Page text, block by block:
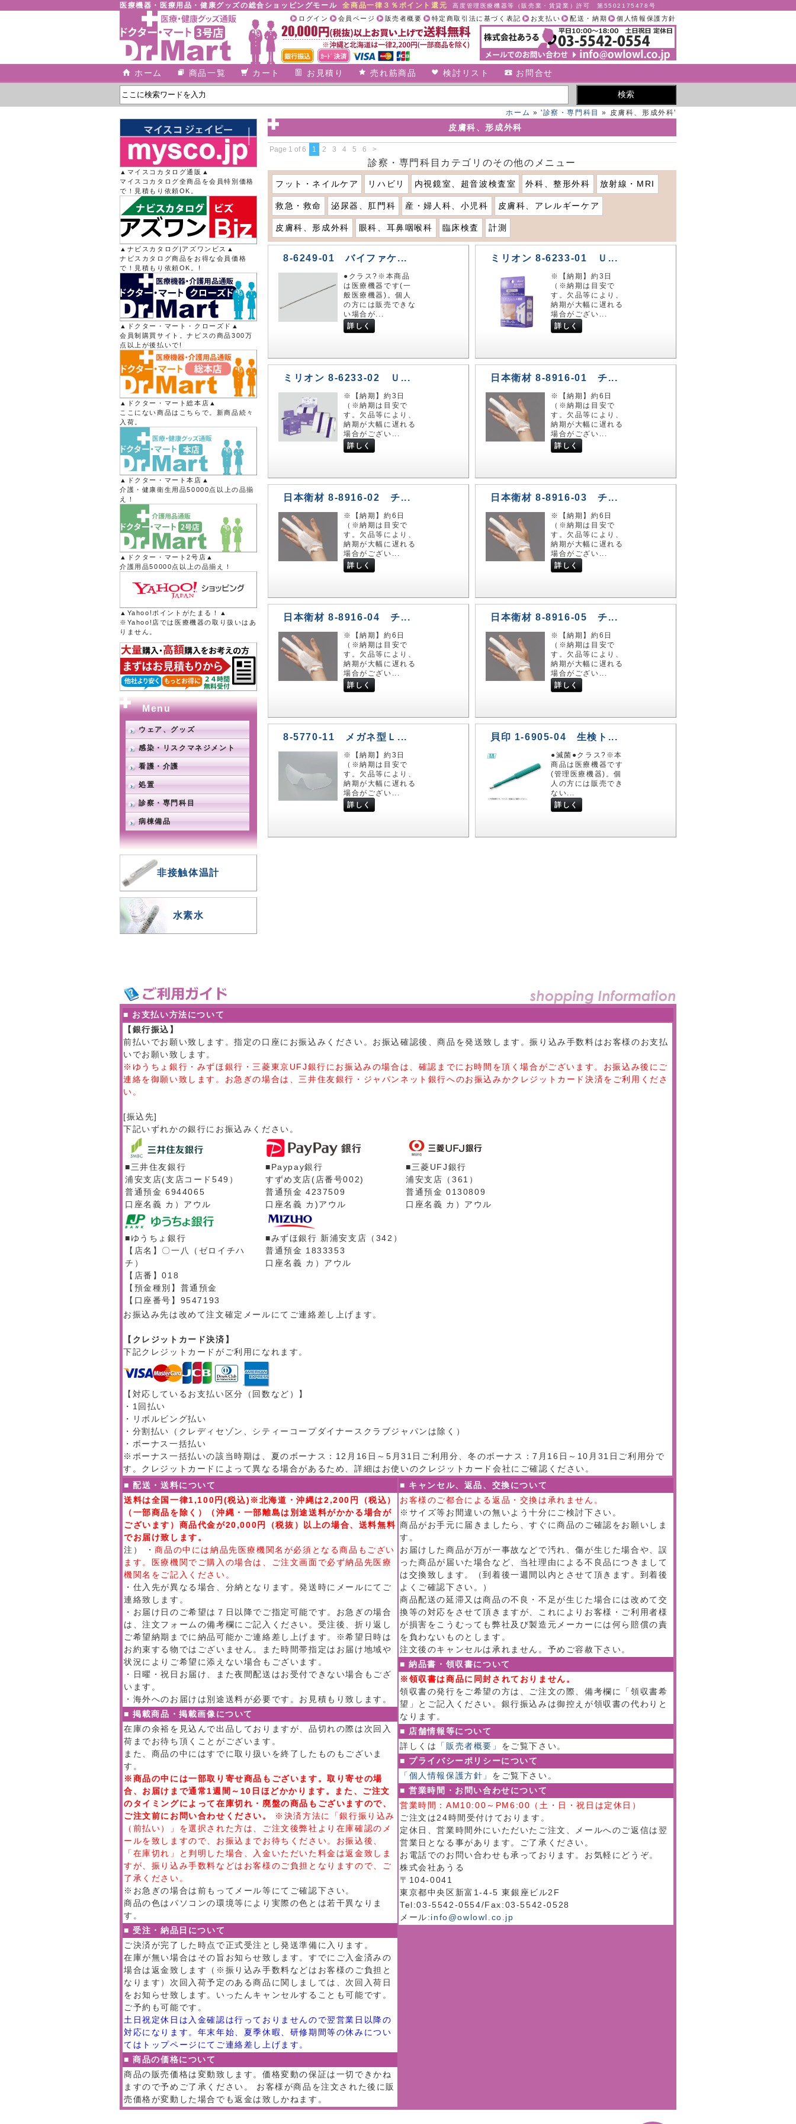
医療機器・医療用品・健康グッズの総合ショッピングモール全商品一律３％ポイント還元 高度管理医療機器等（販売業・賃貸業）許可 第5502175478号
個人情報保護方針
配送・納期
お支払い
特定商取引法に基づく表記
販売者概要
会員ページ
ログイン
ホーム 商品一覧 カート お見積り 売れ筋商品 検討リスト お問合せ
ホーム » '診察・専門科目 » 皮膚科、形成外科'
皮膚科、形成外科
Page 1 of 6 1 2 3 4 5 6 >
診察・専門科目カテゴリのその他のメニュー
フット・ネイルケア リハビリ 内視鏡室、超音波検査室 外科、整形外科 放射線・MRI
救急・救命 泌尿器、肛門科 産・婦人科、小児科 皮膚科、アレルギーケア
皮膚科、形成外科 眼科、耳鼻咽喉科 臨床検査 計測
8-6249-01 バイファケ...
●クラス?※本商品
は医療機器です(一
般医療機器)。個人
の方には販売できな
い場合が...
詳しく
ミリオン 8-6233-01 Ｕ...
※【納期】約3日
（※納期は目安で
す。欠品等により、
納期が大幅に遅れる
場合がござい...
詳しく
ミリオン 8-6233-02 Ｕ...
※【納期】約3日
（※納期は目安で
す。欠品等により、
納期が大幅に遅れる
場合がござい...
詳しく
日本衛材 8-8916-01 チ...
※【納期】約6日
（※納期は目安で
す。欠品等により、
納期が大幅に遅れる
場合がござい...
詳しく
日本衛材 8-8916-02 チ...
※【納期】約6日
（※納期は目安で
す。欠品等により、
納期が大幅に遅れる
場合がござい...
詳しく
日本衛材 8-8916-03 チ...
※【納期】約6日
（※納期は目安で
す。欠品等により、
納期が大幅に遅れる
場合がござい...
詳しく
日本衛材 8-8916-04 チ...
※【納期】約6日
（※納期は目安で
す。欠品等により、
納期が大幅に遅れる
場合がござい...
詳しく
日本衛材 8-8916-05 チ...
※【納期】約6日
（※納期は目安で
す。欠品等により、
納期が大幅に遅れる
場合がござい...
詳しく
8-5770-11 メガネ型Ｌ...
※【納期】約3日
（※納期は目安で
す。欠品等により、
納期が大幅に遅れる
場合がござい...
詳しく
貝印 1-6905-04 生検ト...
●滅菌●クラス?※本
商品は医療機器です
(管理医療機器)。個
人の方には販売でき
ない...
詳しく
▲マイスコカタログ通販▲
マイスコカタログ全商品を会員特別価格
で！見積もり依頼OK。
▲ナビスカタログ|アズワンビス▲
ナビスカタログ商品をお得な会員価格
で！見積もり依頼OK。!
▲ドクター・マート・クローズド▲
会員制購買サイト。ナビスの商品300万
点以上が後払いで!
▲ドクター・マート総本店▲
ここにない商品はこちらで。新商品続々
入荷。
▲ドクター・マート本店▲
介護・健康衛生用品50000点以上の品揃
え！
▲ドクター・マート2号店▲
介護用品50000点以上の品揃え！
▲Yahoo!ポイントがたまる！▲
※Yahoo!店では医療機器の取り扱いはあ
りません。
Menu
ウェア、グッズ
感染・リスクマネジメント
看護・介護
処置
診察・専門科目
病棟備品
非接触体温計
水素水
■ お支払い方法について
【銀行振込】
前払いでお願い致します。指定の口座にお振込みください。お振込確認後、商品を発送致します。振り込み手数料はお客様のお支払
いでお願い致します。
※ゆうちょ銀行・みずほ銀行・三菱東京UFJ銀行にお振込みの場合は、確認までにお時間を頂く場合がございます。お振込み後にご
連絡を御願い致します。お急ぎの場合は、三井住友銀行・ジャパンネット銀行へのお振込みかクレジットカード決済をご利用くださ
い。
[振込先]
下記いずれかの銀行にお振込みください。
■三井住友銀行
浦安支店(支店コード549）
普通預金 6944065
口座名義 カ）アウル
■Paypay銀行
すずめ支店(店番号002)
普通預金 4237509
口座名義 カ)アウル
■三菱UFJ銀行
浦安支店（361）
普通預金 0130809
口座名義 カ）アウル
■ゆうちょ銀行
【店名】〇一八（ゼロイチハ
チ）
【店番】018
【預金種別】普通預金
【口座番号】9547193
■みずほ銀行 新浦安支店（342）
普通預金 1833353
口座名義 カ）アウル
お振込み先は改めて注文確定メールにてご連絡差し上げます。
【クレジットカード決済】
下記クレジットカードがご利用になれます。
【対応しているお支払い区分（回数など）】
・1回払い
・リボルビング払い
・分割払い（クレディセゾン、シティーコープダイナースクラブジャパンは除く）
・ボーナス一括払い
※ボーナス一括払いの該当時期は、夏のボーナス：12月16日～5月31日ご利用分、冬のボーナス：7月16日～10月31日ご利用分で
す。クレジットカードによって異なる場合があるため、詳細はお使いのクレジットカード会社にご確認ください。
■ 配送・送料について
送料は全国一律1,100円(税込)※北海道・沖縄は2,200円（税込）
（一部商品を除く）（沖縄・一部離島は別途送料がかかる場合が
ございます）商品代金が20,000円（税抜）以上の場合、送料無料
でお届け致します。
注） ・商品の中には納品先医療機関名が必須となる商品もござい
ます。医療機関でご購入の場合は、ご注文画面で必ず納品先医療
機関名をご記入ください。
・仕入先が異なる場合、分納となります。発送時にメールにてご
連絡致します。
・お届け日のご希望は７日以降でご指定可能です。お急ぎの場合
は、注文フォームの備考欄にご記入ください。受注後、折り返し
ご希望納期までに納品可能かご連絡差し上げます。※希望日時は
お約束する物ではございません。また時間帯指定はお届け地域や
状況によりご希望に添えない場合もございます。
・日曜・祝日お届け、また夜間配送はお受付できない場合もござ
います。
・海外へのお届けは別途送料が必要です。お見積もり致します。
■ 掲載商品・掲載画像について
在庫の余裕を見込んで出品しておりますが、品切れの際は次回入
荷までお待ち頂くことがございます。
また、商品の中にはすでに取り扱いを終了したものもございま
す。
※商品の中には一部取り寄せ商品もございます。取り寄せの場
合、お届けまで通常1週間～10日ほどかかります。また、ご注文
のタイミングによって在庫切れ・廃盤の商品もございますので、
ご注文前にお問い合わせください。
※決済方法に「銀行振り込み
（前払い）」を選択された方は、ご注文後弊社より在庫確認のメ
ールを致しますので、お振込までお待ちください。お振込後、
「在庫切れ」と判明した場合、入金いただいた料金は返金致しま
すが、振り込み手数料などはお客様のご負担となりますので、ご
了承ください。
※お急ぎの場合は前もってメール等にてご確認下さい。
商品の色はパソコンの環境等により実際の色とは若干異なりま
す。
■ 受注・納品日について
ご決済が完了した時点で正式受注とし発送準備に入ります。
在庫が無い場合はその旨お知らせ致します。すでにご入金済みの
場合は返金致します（※振り込み手数料などはお客様のご負担と
なります）次回入荷予定のある商品に関しましては、次回入荷日
をお知らせ致します。いったんキャンセルすることも可能です。
ご予約も可能です。
土日祝定休日は入金確認は行っておりませんので翌営業日以降の
対応になります。年末年始、夏季休暇、研修期間等の休みについ
てはトップページにてご連絡差し上げます。
■ 商品の価格について
商品の販売価格は変動致します。価格変動の保証は一切できかね
ますので予めご了承ください。 お客様が商品を注文された後に販
売価格が変動した場合でも返金は致しかねます。
■ キャンセル、返品、交換について
お客様のご都合による返品・交換は承れません。
※サイズ等お間違いの無いよう十分にご検討下さい。
商品がお手元に届きましたら、すぐに商品のご確認をお願いしま
す。
お届けした商品が万が一事故などで汚れ、傷が生じた場合や、誤
った商品が届いた場合など、当社理由による不良品につきまして
は交換致します。（到着後一週間以内とさせて頂きます。到着後
よくご確認下さい。）
商品配送の延滞又は商品の不良・不足が生じた場合には改めて交
換等の対応をさせて頂きますが、これによりお客様・ご利用者様
が損害をこうむっても弊社及び製造元メーカーには何ら賠償の責
を負わないものとします。
注文後のキャンセルは承れません。予めご容赦下さい。
■ 納品書・領収書について
※領収書は商品に同封されておりません。
領収書の発行をご希望の方は、ご注文の際、備考欄に「領収書希
望」とご記入ください。銀行振込みは御控えが領収書の代わりと
なります。
■ 店舗情報等について
詳しくは
「販売者概要」 をご覧下さい。
■ プライバシーポリシーについて
「個人情報保護方針」 をご覧下さい。
■ 営業時間・お問い合わせについて
営業時間：AM10:00～PM6:00（土・日・祝日は定休日）
ご注文は24時間受付けております。
定休日、営業時間外にいただいたご注文、メールへのご返信は翌
営業日となる事があります。ご了承ください。
お電話でのお問い合わせも承っております。お気軽にどうぞ。
株式会社あうる
〒104-0041
東京都中央区新富1-4-5 東銀座ビル2F
Tel:03-5542-0554/Fax:03-5542-0528
メール:info@owlowl.co.jp